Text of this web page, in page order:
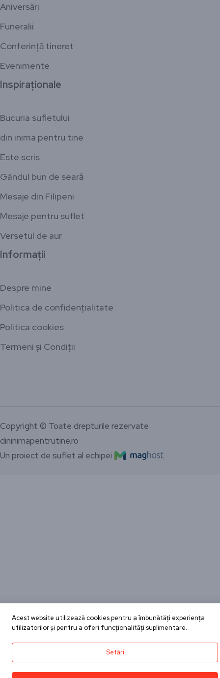
Aniversări
Funeralii
Conferință tineret
Evenimente
Inspiraționale
Bucuria sufletului
din inima pentru tine
Este scris
Gândul bun de seară
Mesaje din Filipeni
Mesaje pentru suflet
Versetul de aur
Informații
Despre mine
Politica de confidențialitate
Politica cookies
Termeni și Condiții
Copyright © Toate drepturile rezervate
dininimapentrutine.ro
Un proiect de suflet al echipei
Acest website utilizează cookies pentru a îmbunătăți experiența
utilizatorilor și pentru a oferi funcționalități suplimentare.
Setări